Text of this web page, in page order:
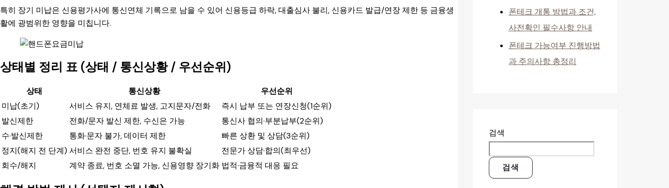
특히 장기 미납은 신용평가사에 통신연체 기록으로 남을 수 있어 신용등급 하락, 대출심사 불리, 신용카드 발급/연장 제한 등 금융생
활에 광범위한 영향을 미칩니다.
상태별 정리 표 (상태 / 통신상황 / 우선순위)
상태 통신상황
우선순위
미납(초기)
서비스 유지, 연체료 발생, 고지문자/전화
즉시 납부 또는 연장신청(1순위)
발신제한
전화/문자 발신 제한, 수신은 가능
통신사 협의·부분납부(2순위)
수·발신제한
통화·문자 불가, 데이터 제한
빠른 상환 및 상담(3순위)
정지(해지 전 단계) 서비스 완전 중단, 번호 유지 불확실
전문가 상담·합의(최우선)
회수/해지
계약 종료, 번호 소멸 가능, 신용영향 장기화 법적·금융적 대응 필요
폰테크 개통 방법과 조건,
사전확인 필수사항 안내
폰테크 가능여부 진행방법
과 주의사항 총정리
검색
검색